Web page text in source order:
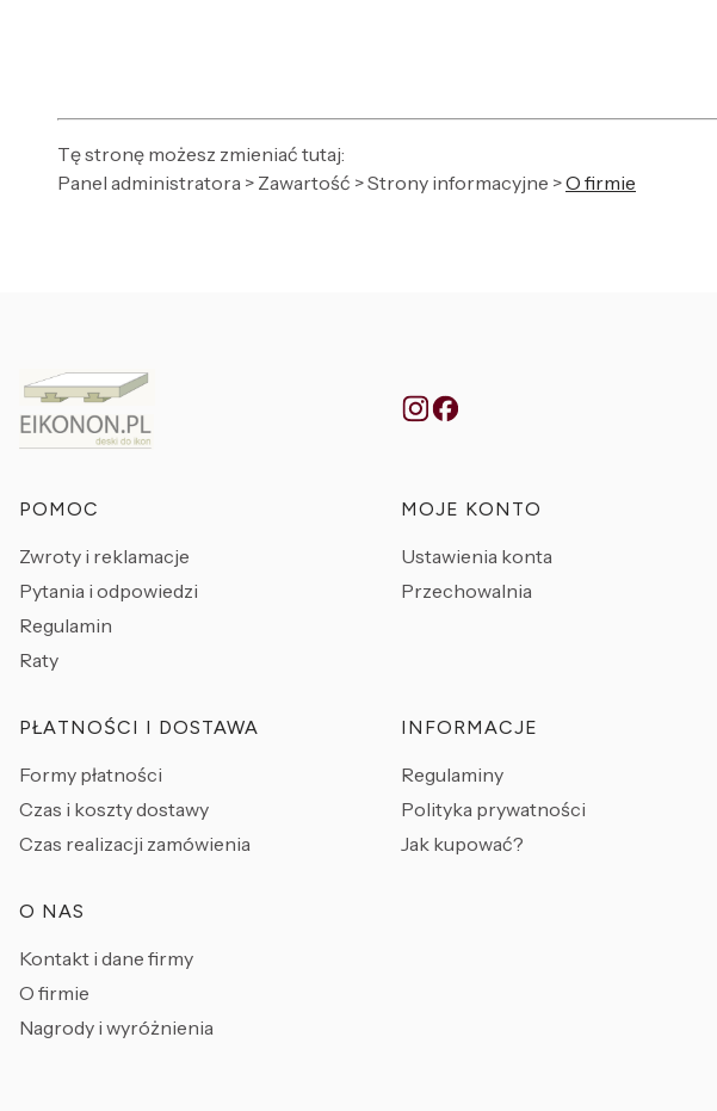
Tę stronę możesz zmieniać tutaj:
Panel administratora > Zawartość > Strony informacyjne >O firmie
Linki w stopce
POMOC
Zwroty i reklamacje
Pytania i odpowiedzi
Regulamin
Raty
MOJE KONTO
Ustawienia konta
Przechowalnia
PŁATNOŚCI I DOSTAWA
Formy płatności
Czas i koszty dostawy
Czas realizacji zamówienia
INFORMACJE
Regulaminy
Polityka prywatności
Jak kupować?
O NAS
Kontakt i dane firmy
O firmie
Nagrody i wyróżnienia